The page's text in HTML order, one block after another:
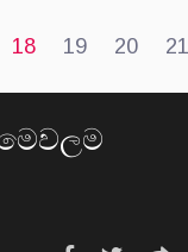
18 19 20 21
මෙවලම